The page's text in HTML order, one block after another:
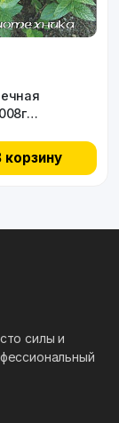
корзину
силы и